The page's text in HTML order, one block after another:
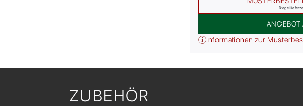
ANGEBOT
Informationen zur
ZUBEHÖR